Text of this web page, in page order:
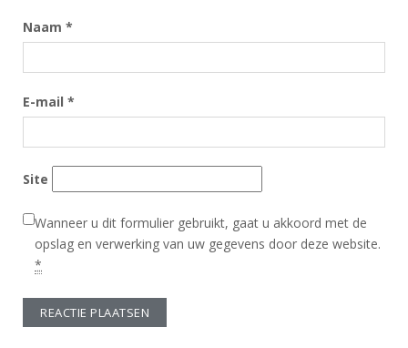
Naam *
E-mail *
Site
Wanneer u dit formulier gebruikt, gaat u akkoord met de
opslag en verwerking van uw gegevens door deze website.
*